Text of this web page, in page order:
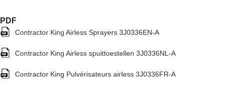
PDF
Contractor King Airless Sprayers 3J0336EN-A
Contractor King Airless spuittoestellen 3J0336NL-A
Contractor King Pulvérisateurs airless 3J0336FR-A